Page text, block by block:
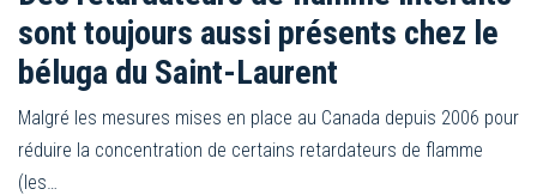
sont toujours aussi présents chez le
béluga du Saint-Laurent
Malgré les mesures mises en place au Canada depuis 2006 pour
réduire la concentration de certains retardateurs de flamme
(les…